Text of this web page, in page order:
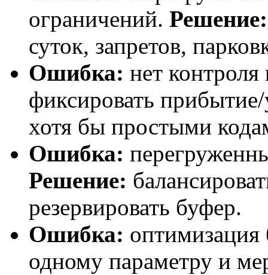
ограничений. Решение:
суток, запретов,
Ошибка: нет
фиксировать
хотя бы простыми
Ошибка:
Решение:
резервировать буфер.
Ошибка: оптимизация
одному параметру и